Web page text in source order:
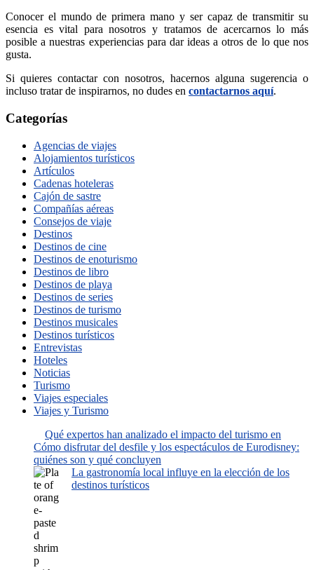
Conocer el mundo de primera mano y ser capaz de transmitir su
esencia es vital para nosotros y tratamos de acercarnos lo más
posible a nuestras experiencias para dar ideas a otros de lo que nos
gusta.
Si quieres contactar con nosotros, hacernos alguna sugerencia o
incluso tratar de inspirarnos, no dudes en contactarnos aquí.
Categorías
Agencias de viajes
Alojamientos turísticos
Artículos
Cadenas hoteleras
Cajón de sastre
Compañías aéreas
Consejos de viaje
Destinos
Destinos de cine
Destinos de enoturismo
Destinos de libro
Destinos de playa
Destinos de series
Destinos de turismo
Destinos musicales
Destinos turísticos
Entrevistas
Hoteles
Noticias
Turismo
Viajes especiales
Viajes y Turismo
Qué expertos han analizado el impacto del turismo en
Cómo disfrutar del desfile y los espectáculos de Eurodisney:
quiénes son y qué concluyen
La gastronomía local influye en la elección de los
destinos turísticos